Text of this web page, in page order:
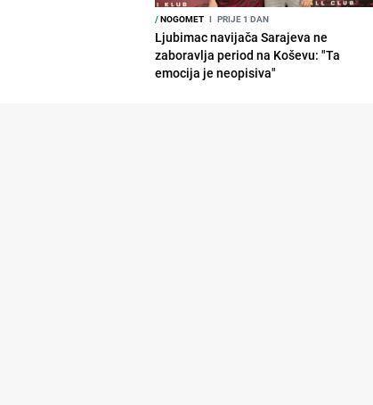
/NOGOMET I PRIJE 1 DAN
Ljubimac navijača Sarajeva ne
zaboravlja period na Koševu: "Ta
emocija je neopisiva"